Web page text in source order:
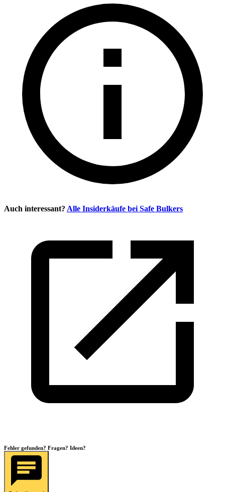
Auch interessant? Alle Insiderkäufe bei Safe Bulkers
Fehler gefunden? Fragen? Ideen?